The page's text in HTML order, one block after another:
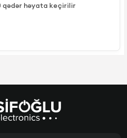
qədər həyata keçirilir